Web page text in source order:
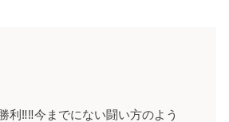
利‼️‼️今までにない闘い方のよう